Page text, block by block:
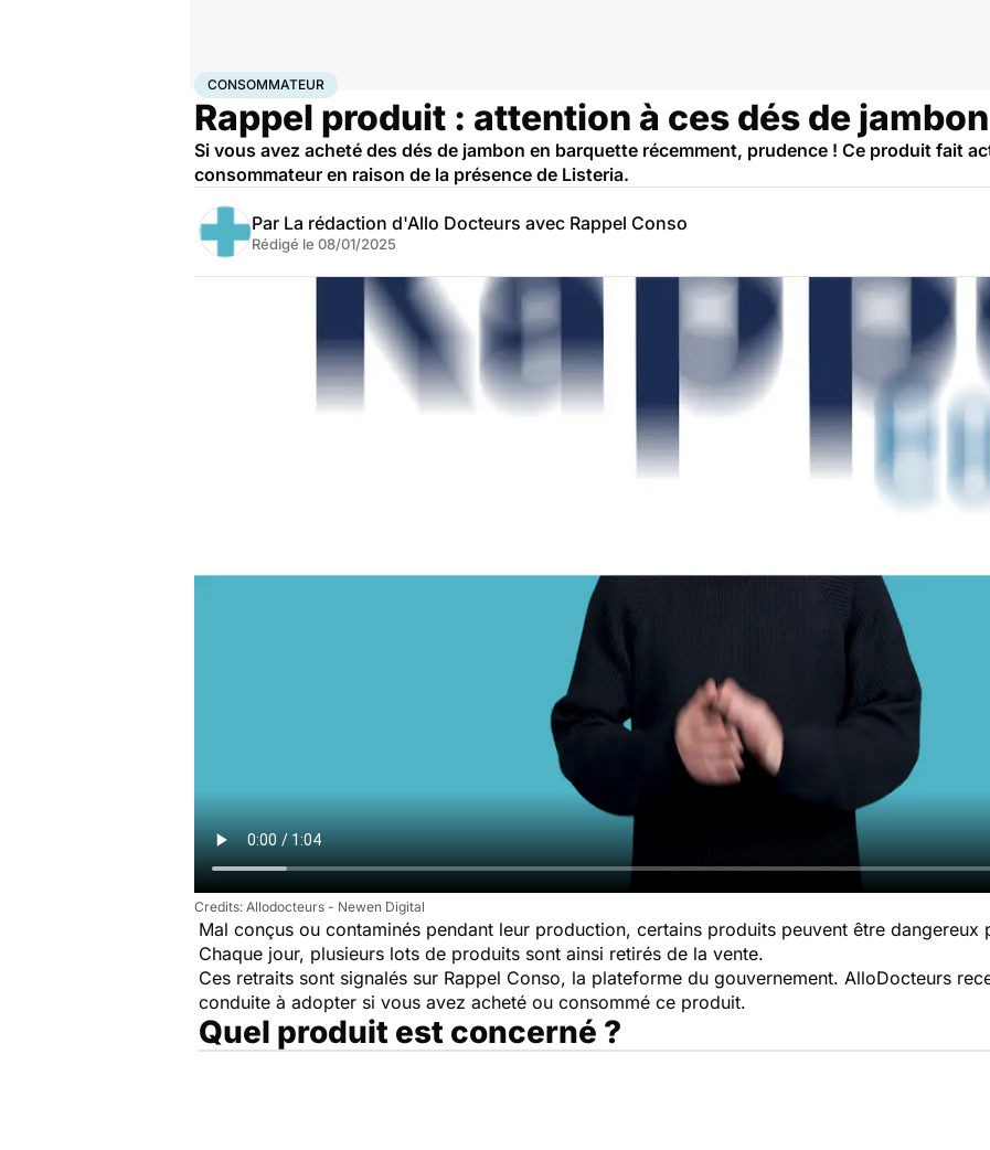
AccueilSantéConsommateur
CONSOMMATEUR
Rappel produit : attention à ces dés de jambon
Si vous avez acheté des dés de jambon en barquette récemment, prudence ! Ce produit fait
consommateur en raison de la présence de Listeria.
Par La rédaction d'Allo Docteurs avec Rappel Conso
Rédigé le 08/01/2025
Allodocteurs - Newen Digital
Mal conçus ou contaminés pendant leur production, certains produits peuvent être dangereux
Chaque jour, plusieurs lots de produits sont ainsi retirés de la vente.
Ces retraits sont signalés sur Rappel Conso, la plateforme du gouvernement. AlloDocteurs
conduite à adopter si vous avez acheté ou consommé ce produit.
Quel produit est concerné ?